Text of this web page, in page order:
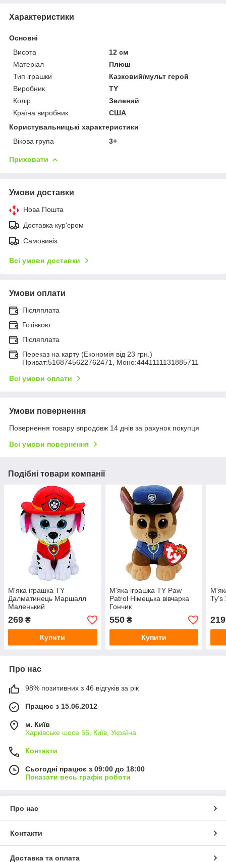
Характеристики
Основні
Висота
12 см
Матеріал
Плюш
Тип іграшки
Казковий/мульт герой
Виробник
TY
Колір
Зелений
Країна виробник
США
Користувальницькі характеристики
Вікова група
3+
Приховати
Умови доставки
Нова Пошта
Доставка кур'єром
Самовивіз
Всі умови доставки
Умови оплати
Післяплата
Готівкою
Післяплата
Переказ на карту (Економія від 23 грн.)
Приват:5168745622762471, Моно:4441111131885711
Всі умови оплати
Умови повернення
Повернення товару впродовж 14 днів за рахунок покупця
Всі умови повернення
Подібні товари компанії
М'яка іграшка TY
Далматинець Маршалл
Маленький
269 ₴
Купити
М'яка іграшка TY Paw
Patrol Німецька вівчарка
Гончик
550₴
Купити
Ty's
219
Про нас
98% позитивних з 46 відгуків за рік
Працює з 15.06.2012
м. Київ
Харківське шосе 56, Київ, Україна
Контакти
Сьогодні працює з 09:00 до 18:00
Показати весь графік роботи
Про нас
Контакти
Доставка та оплата